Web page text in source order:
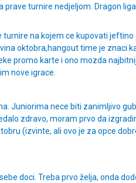
turnire nedjeljom. Dragon
na kojem ce kupovati
oktobra,hangout time je znaci
promo karte i ono mozda
nove igrace.
Juniorima nece biti zanimljivo
zdravo, moram prvo da
(izvinte, ali ovo je za opce
doci. Treba prvo želja, onda